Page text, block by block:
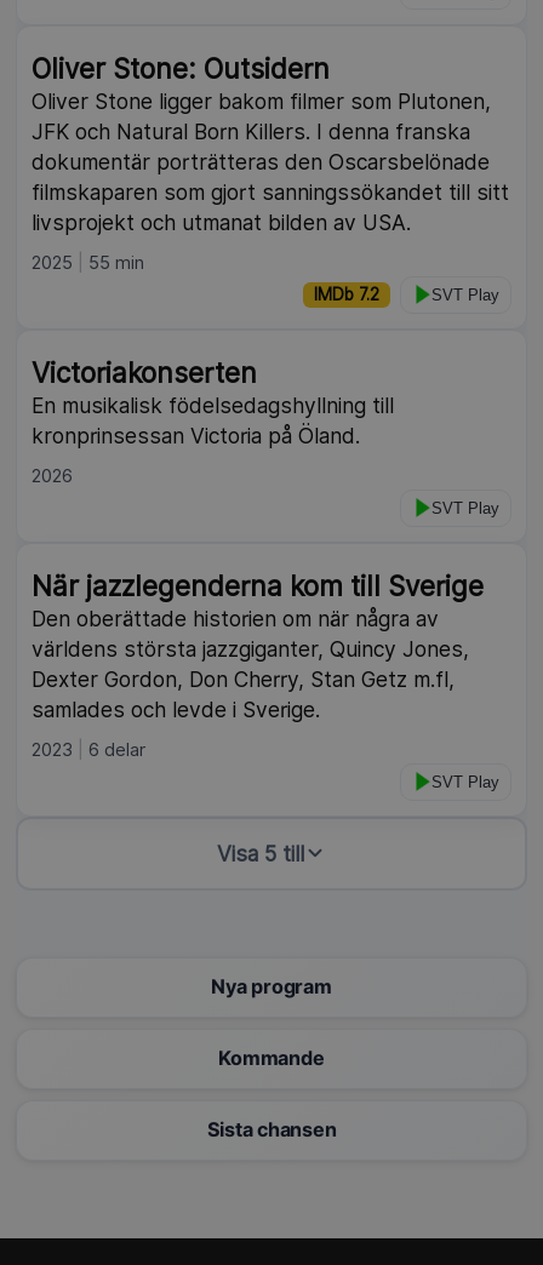
Oliver Stone: Outsidern
Oliver Stone ligger bakom filmer som Plutonen,
JFK och Natural Born Killers. I denna franska
dokumentär porträtteras den Oscarsbelönade
filmskaparen som gjort sanningssökandet till sitt
livsprojekt och utmanat bilden av USA.
2025 55 min
IMDb 7.2 SVT Play
Victoriakonserten
En musikalisk födelsedagshyllning till
kronprinsessan Victoria på Öland.
2026
SVT Play
När jazzlegenderna kom till Sverige
Den oberättade historien om när några av
världens största jazzgiganter, Quincy Jones,
Dexter Gordon, Don Cherry, Stan Getz m.fl,
samlades och levde i Sverige.
2023 6 delar
SVT Play
Visa 5 till
Nya program
Kommande
Sista chansen